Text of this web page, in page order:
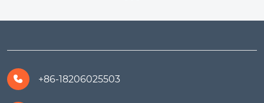
 +86-18206025503